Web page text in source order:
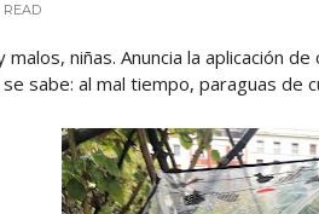
READ
niñas. Anuncia la aplicación
sabe: al mal tiempo, paraguas de